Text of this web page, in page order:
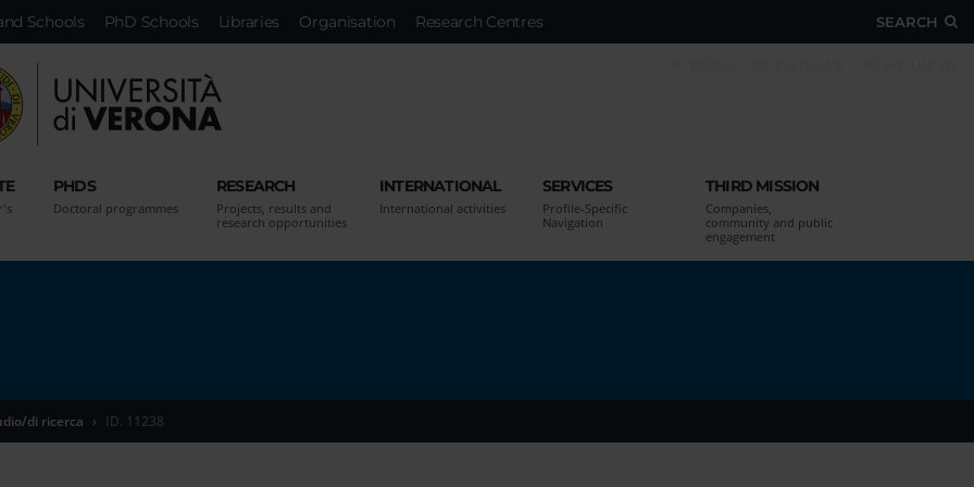
SEARCH
Schools PhD Schools Libraries Organisation Research Centres
PHDS
Doctoral programmes
RESEARCH
Projects, results and
research opportunities
INTERNATIONAL
International activities
SERVICES
Profile-Specific
Navigation
THIRD MISSION
Companies,
community and public
engagement
di ricerca ID. 11238